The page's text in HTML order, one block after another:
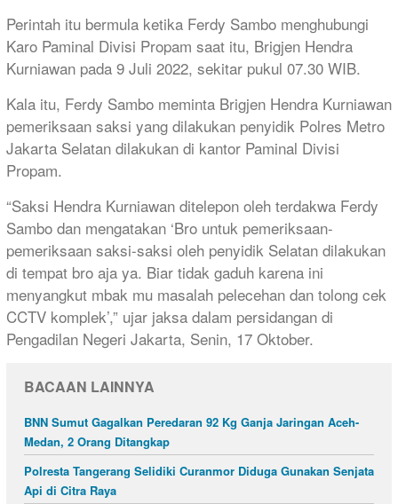
Perintah itu bermula ketika Ferdy Sambo menghubungi
Karo Paminal Divisi Propam saat itu, Brigjen Hendra
Kurniawan pada 9 Juli 2022, sekitar pukul 07.30 WIB.
Kala itu, Ferdy Sambo meminta Brigjen Hendra Kurniawan
pemeriksaan saksi yang dilakukan penyidik Polres Metro
Jakarta Selatan dilakukan di kantor Paminal Divisi
Propam.
“Saksi Hendra Kurniawan ditelepon oleh terdakwa Ferdy
Sambo dan mengatakan ‘Bro untuk pemeriksaan-
pemeriksaan saksi-saksi oleh penyidik Selatan dilakukan
di tempat bro aja ya. Biar tidak gaduh karena ini
menyangkut mbak mu masalah pelecehan dan tolong cek
CCTV komplek’,” ujar jaksa dalam persidangan di
Pengadilan Negeri Jakarta, Senin, 17 Oktober.
BACAAN LAINNYA
BNN Sumut Gagalkan Peredaran 92 Kg Ganja Jaringan Aceh-
Medan, 2 Orang Ditangkap
Polresta Tangerang Selidiki Curanmor Diduga Gunakan Senjata
Api di Citra Raya